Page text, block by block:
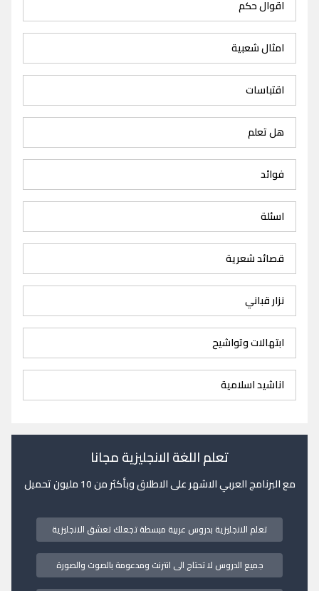
اقوال حكم
امثال شعبية
اقتباسات
هل تعلم
فوائد
اسئلة
قصائد شعرية
نزار قباني
ابتهالات وتواشيح
اناشيد اسلامية
تعلم اللغة الانجليزية مجانا
مع البرنامج العربي الاشهر على الاطلاق وبأكثر من 10 مليون تحميل
تعلم الانجليزية بدروس عربية مبسطة تجعلك تعشق الانجليزية
جميع الدروس لا تحتاج الى انترنت ومدعومة بالصوت والصورة